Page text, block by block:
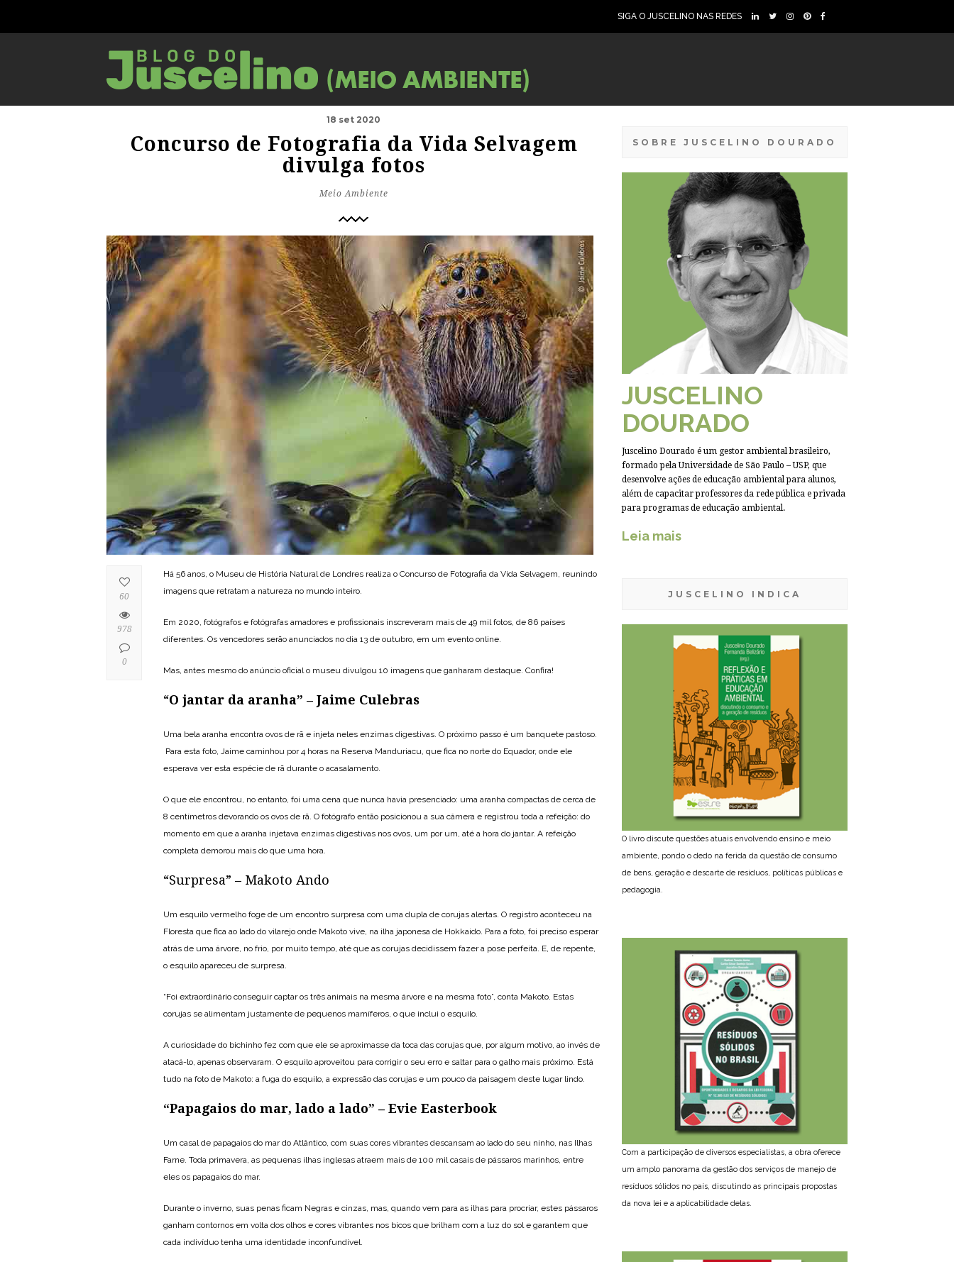
SIGA O JUSCELINO NAS REDES
18 set 2020
Concurso de Fotografia da Vida Selvagem
divulga fotos
Meio Ambiente
Há 56 anos, o Museu de História Natural de Londres realiza o Concurso de Fotografia da Vida Selvagem, reunindo
imagens que retratam a natureza no mundo inteiro.
Em 2020, fotógrafos e fotógrafas amadores e profissionais inscreveram mais de 49 mil fotos, de 86 países
diferentes. Os vencedores serão anunciados no dia 13 de outubro, em um evento online.
Mas, antes mesmo do anúncio oficial o museu divulgou 10 imagens que ganharam destaque. Confira!
“O jantar da aranha” – Jaime Culebras
Uma bela aranha encontra ovos de rã e injeta neles enzimas digestivas. O próximo passo é um banquete pastoso.
Para esta foto, Jaime caminhou por 4 horas na Reserva Manduriacu, que fica no norte do Equador, onde ele
esperava ver esta espécie de rã durante o acasalamento.
O que ele encontrou, no entanto, foi uma cena que nunca havia presenciado: uma aranha compactas de cerca de
8 centímetros devorando os ovos de rã. O fotógrafo então posicionou a sua câmera e registrou toda a refeição: do
momento em que a aranha injetava enzimas digestivas nos ovos, um por um, até a hora do jantar. A refeição
completa demorou mais do que uma hora.
“Surpresa” – Makoto Ando
Um esquilo vermelho foge de um encontro surpresa com uma dupla de corujas alertas. O registro aconteceu na
Floresta que fica ao lado do vilarejo onde Makoto vive, na ilha japonesa de Hokkaido. Para a foto, foi preciso esperar
atrás de uma árvore, no frio, por muito tempo, até que as corujas decidissem fazer a pose perfeita. E, de repente,
o esquilo apareceu de surpresa.
“Foi extraordinário conseguir captar os três animais na mesma árvore e na mesma foto”, conta Makoto. Estas
corujas se alimentam justamente de pequenos mamíferos, o que inclui o esquilo.
A curiosidade do bichinho fez com que ele se aproximasse da toca das corujas que, por algum motivo, ao invés de
atacá-lo, apenas observaram. O esquilo aproveitou para corrigir o seu erro e saltar para o galho mais próximo. Está
tudo na foto de Makoto: a fuga do esquilo, a expressão das corujas e um pouco da paisagem deste lugar lindo.
“Papagaios do mar, lado a lado” – Evie Easterbook
Um casal de papagaios do mar do Atlântico, com suas cores vibrantes descansam ao lado do seu ninho, nas Ilhas
Farne. Toda primavera, as pequenas ilhas inglesas atraem mais de 100 mil casais de pássaros marinhos, entre
eles os papagaios do mar.
Durante o inverno, suas penas ficam Negras e cinzas, mas, quando vem para as ilhas para procriar, estes pássaros
ganham contornos em volta dos olhos e cores vibrantes nos bicos que brilham com a luz do sol e garantem que
cada indivíduo tenha uma identidade inconfundível.
60
978
0
SOBRE JUSCELINO DOURADO
JUSCELINO
DOURADO
Juscelino Dourado é um gestor ambiental brasileiro,
formado pela Universidade de São Paulo – USP, que
desenvolve ações de educação ambiental para alunos,
além de capacitar professores da rede pública e privada
para programas de educação ambiental.
Leia mais
JUSCELINO INDICA
O livro discute questões atuais envolvendo ensino e meio
ambiente, pondo o dedo na ferida da questão de consumo
de bens, geração e descarte de resíduos, políticas públicas e
pedagogia.
Com a participação de diversos especialistas, a obra oferece
um amplo panorama da gestão dos serviços de manejo de
resíduos sólidos no país, discutindo as principais propostas
da nova lei e a aplicabilidade delas.